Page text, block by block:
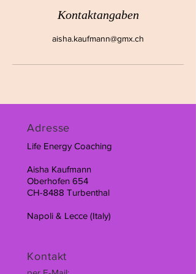
Kontaktangaben
aisha.kaufmann@gmx.ch
Adresse
Life Energy Coaching
Aisha Kaufmann
Oberhofen 654
CH-8488 Turbenthal
Napoli & Lecce (Italy)
Kontakt